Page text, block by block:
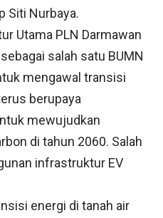
Siti Nurbaya.
Utama PLN Darmawan
salah satu BUMN
mengawal transisi
berupaya
mewujudkan
di tahun 2060. Salah
infrastruktur EV
energi di tanah air